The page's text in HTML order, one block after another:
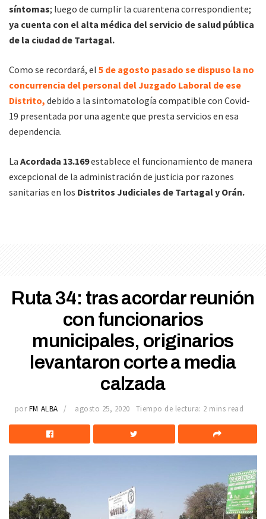
síntomas; luego de cumplir la cuarentena correspondiente;
ya cuenta con el alta médica del servicio de salud pública
de la ciudad de Tartagal.
Como se recordará, el 5 de agosto pasado se dispuso la no
concurrencia del personal del Juzgado Laboral de ese
Distrito, debido a la sintomatología compatible con Covid-
19 presentada por una agente que presta servicios en esa
dependencia.
La Acordada 13.169establece el funcionamiento de manera
excepcional de la administración de justicia por razones
sanitarias en los Distritos Judiciales de Tartagal y Orán.
Ruta 34: tras acordar reunión
con funcionarios
municipales, originarios
levantaron corte a media
calzada
por FM ALBA agosto 25, 2020 Tiempo de lectura: 2 mins read